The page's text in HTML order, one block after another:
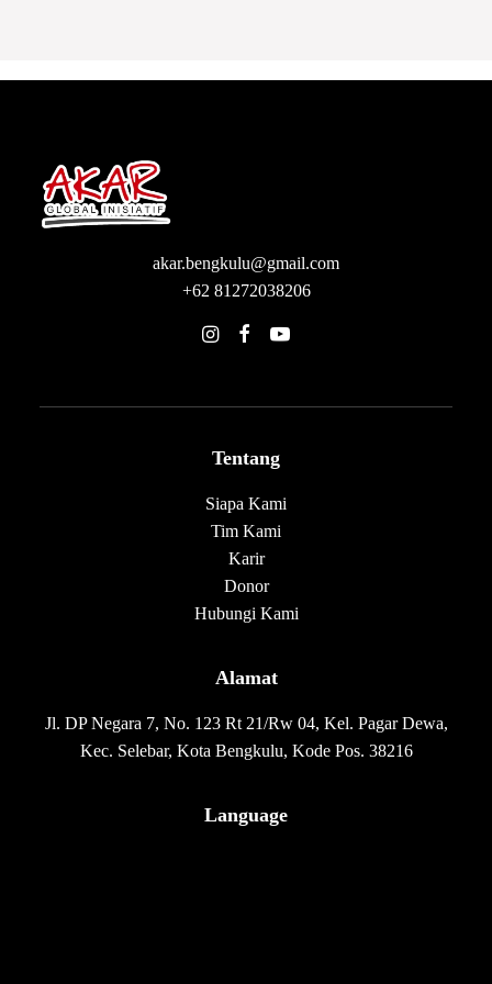
akar.bengkulu@gmail.com
+62 81272038206
Tentang
Siapa Kami
Tim Kami
Karir
Donor
Hubungi Kami
Alamat
Jl. DP Negara 7, No. 123 Rt 21/Rw 04, Kel. Pagar Dewa,
Kec. Selebar, Kota Bengkulu, Kode Pos. 38216
Language